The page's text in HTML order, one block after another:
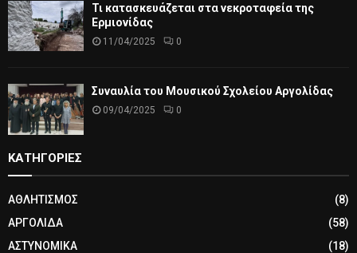
Τι κατασκευάζεται στα νεκροταφεία της
Ερμιονίδας
11/04/2025 0
Συναυλία του Μουσικού Σχολείου Αργολίδας
09/04/2025 0
ΚΑΤΗΓΟΡΙΕΣ
ΑΘΛΗΤΙΣΜΟΣ
(8)
ΑΡΓΟΛΙΔΑ
(58)
ΑΣΤΥΝΟΜΙΚΑ
(18)